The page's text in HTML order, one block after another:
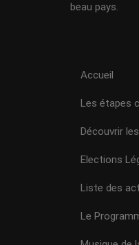
beau pays.
Accueil
Les étapes
Découvrir
Elections
Liste des
Le